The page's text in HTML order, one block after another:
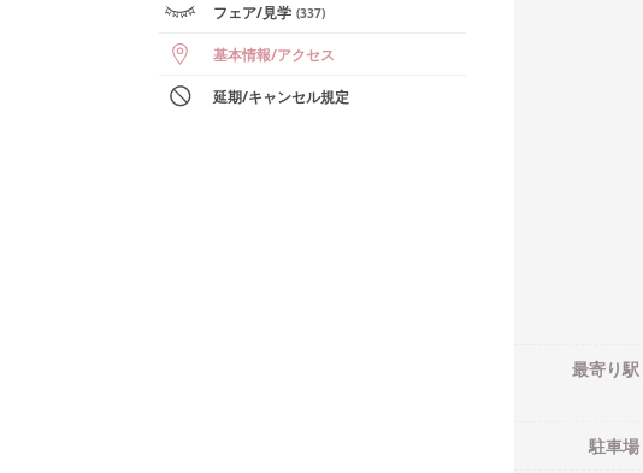
フェア/見学 (337)
基本情報/アクセス
延期/キャンセル規定
最寄り駅
駐車場